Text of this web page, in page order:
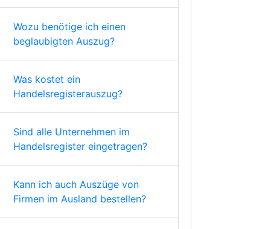
Wozu benötige ich einen
beglaubigten Auszug?
Was kostet ein
Handelsregisterauszug?
Sind alle Unternehmen im
Handelsregister eingetragen?
Kann ich auch Auszüge von
Firmen im Ausland bestellen?